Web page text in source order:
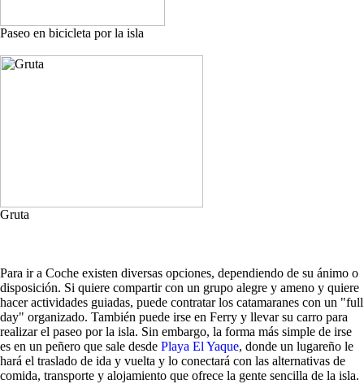
Paseo en bicicleta por la isla
Gruta
Para ir a Coche existen diversas opciones, dependiendo de su ánimo o
disposición. Si quiere compartir con un grupo alegre y ameno y quiere
hacer actividades guiadas, puede contratar los catamaranes con un "full
day" organizado. También puede irse en Ferry y llevar su carro para
realizar el paseo por la isla. Sin embargo, la forma más simple de irse
es en un peñero que sale desde Playa El Yaque, donde un lugareño le
hará el traslado de ida y vuelta y lo conectará con las alternativas de
comida, transporte y alojamiento que ofrece la gente sencilla de la isla.